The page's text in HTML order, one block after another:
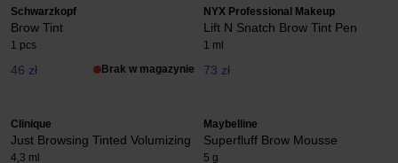
Schwarzkopf
Brow Tint
1 pcs
46 zł Brak w magazynie
NYX Professional Makeup
Lift N Snatch Brow Tint Pen
1 ml
73 zł
Clinique
Just Browsing Tinted Volumizing
4,3 ml
Maybelline
Superfluff Brow Mousse
5 g